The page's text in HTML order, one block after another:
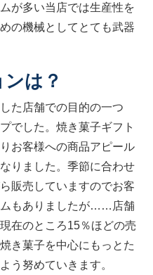
が多い当店では生産性を
の機械としてとても武器
は？
た店舗での目的の一つ
でした。焼き菓子ギフト
お客様への商品アピール
りました。季節に合わせ
販売していますのでお客
ムもありましたが……店舗
在のところ15％ほどの売
き菓子を中心にもっとた
う努めていきます。